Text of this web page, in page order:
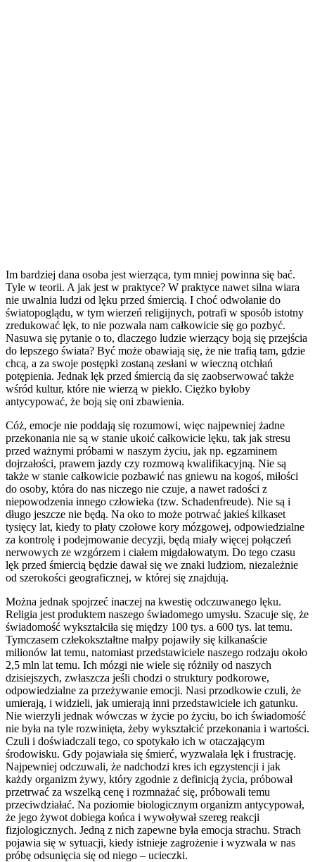
Im bardziej dana osoba jest wierząca, tym mniej powinna się bać.
Tyle w teorii. A jak jest w praktyce? W praktyce nawet silna wiara
nie uwalnia ludzi od lęku przed śmiercią. I choć odwołanie do
światopoglądu, w tym wierzeń religijnych, potrafi w sposób istotny
zredukować lęk, to nie pozwala nam całkowicie się go pozbyć.
Nasuwa się pytanie o to, dlaczego ludzie wierzący boją się przejścia
do lepszego świata? Być może obawiają się, że nie trafią tam, gdzie
chcą, a za swoje postępki zostaną zesłani w wieczną otchłań
potępienia. Jednak lęk przed śmiercią da się zaobserwować także
wśród kultur, które nie wierzą w piekło. Ciężko byłoby
antycypować, że boją się oni zbawienia.
Cóż, emocje nie poddają się rozumowi, więc najpewniej żadne
przekonania nie są w stanie ukoić całkowicie lęku, tak jak stresu
przed ważnymi próbami w naszym życiu, jak np. egzaminem
dojrzałości, prawem jazdy czy rozmową kwalifikacyjną. Nie są
także w stanie całkowicie pozbawić nas gniewu na kogoś, miłości
do osoby, która do nas niczego nie czuje, a nawet radości z
niepowodzenia innego człowieka (tzw. Schadenfreude). Nie są i
długo jeszcze nie będą. Na oko to może potrwać jakieś kilkaset
tysięcy lat, kiedy to płaty czołowe kory mózgowej, odpowiedzialne
za kontrolę i podejmowanie decyzji, będą miały więcej połączeń
nerwowych ze wzgórzem i ciałem migdałowatym. Do tego czasu
lęk przed śmiercią będzie dawał się we znaki ludziom, niezależnie
od szerokości geograficznej, w której się znajdują.
Można jednak spojrzeć inaczej na kwestię odczuwanego lęku.
Religia jest produktem naszego świadomego umysłu. Szacuje się, że
świadomość wykształciła się między 100 tys. a 600 tys. lat temu.
Tymczasem człekokształtne małpy pojawiły się kilkanaście
milionów lat temu, natomiast przedstawiciele naszego rodzaju około
2,5 mln lat temu. Ich mózgi nie wiele się różniły od naszych
dzisiejszych, zwłaszcza jeśli chodzi o struktury podkorowe,
odpowiedzialne za przeżywanie emocji. Nasi przodkowie czuli, że
umierają, i widzieli, jak umierają inni przedstawiciele ich gatunku.
Nie wierzyli jednak wówczas w życie po życiu, bo ich świadomość
nie była na tyle rozwinięta, żeby wykształcić przekonania i wartości.
Czuli i doświadczali tego, co spotykało ich w otaczającym
środowisku. Gdy pojawiała się śmierć, wyzwalała lęk i frustrację.
Najpewniej odczuwali, że nadchodzi kres ich egzystencji i jak
każdy organizm żywy, który zgodnie z definicją życia, próbował
przetrwać za wszelką cenę i rozmnażać się, próbowali temu
przeciwdziałać. Na poziomie biologicznym organizm antycypował,
że jego żywot dobiega końca i wywoływał szereg reakcji
fizjologicznych. Jedną z nich zapewne była emocja strachu. Strach
pojawia się w sytuacji, kiedy istnieje zagrożenie i wyzwala w nas
próbę odsunięcia się od niego – ucieczki.